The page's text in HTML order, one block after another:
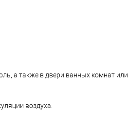
а также в двери ванных комнат или
воздуха.